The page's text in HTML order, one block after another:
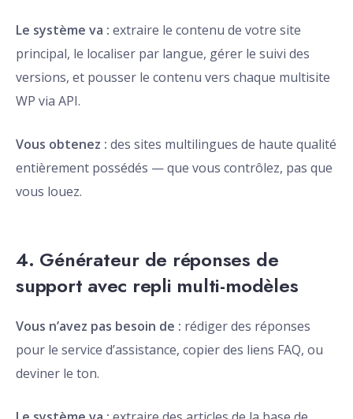
Le système va : extraire le contenu de votre site
principal, le localiser par langue, gérer le suivi des
versions, et pousser le contenu vers chaque multisite
WP via API.
Vous obtenez : des sites multilingues de haute qualité
entièrement possédés — que vous contrôlez, pas que
vous louez.
4. Générateur de réponses de
support avec repli multi-modèles
Vous n’avez pas besoin de : rédiger des réponses
pour le service d’assistance, copier des liens FAQ, ou
deviner le ton.